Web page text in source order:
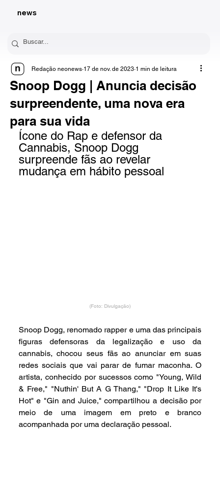
news
Snoop Dogg | Anuncia decisão
surpreendente, uma nova era
para sua vida
Redação neonews 17 de nov. de 2023 1 min de leitura
Ícone do Rap e defensor da
Cannabis, Snoop Dogg
surpreende fãs ao revelar
mudança em hábito pessoal
(Foto: Divulgação)
Snoop Dogg, renomado rapper e uma das principais
figuras defensoras da legalização e uso da
cannabis, chocou seus fãs ao anunciar em suas
redes sociais que vai parar de fumar maconha. O
artista, conhecido por sucessos como "Young, Wild
& Free," "Nuthin' But A G Thang," "Drop It Like It's
Hot" e "Gin and Juice," compartilhou a decisão por
meio de uma imagem em preto e branco
acompanhada por uma declaração pessoal.